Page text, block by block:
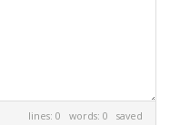
lines: 0 words: 0 saved